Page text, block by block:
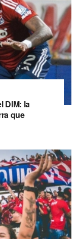
DIM: la
que